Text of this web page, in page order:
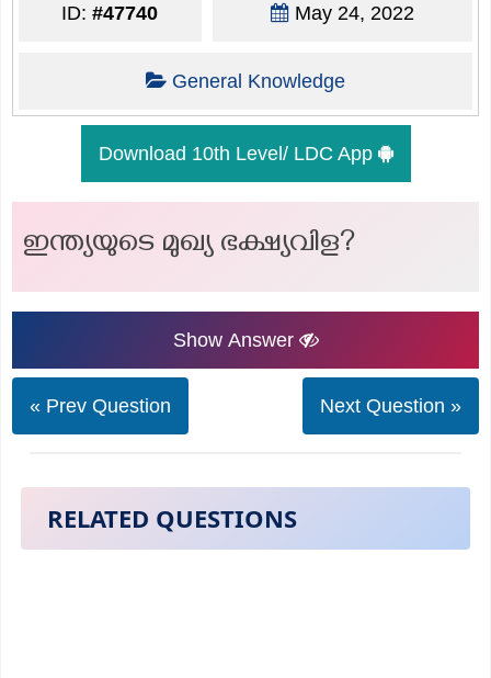
ID:#47740 May 24, 2022
General Knowledge
Download 10th Level/ LDC App
ഇന്ത്യയുടെ മുഖ്യ ഭക്ഷ്യവിള?
Show Answer
« Prev Question Next Question »
RELATED QUESTIONS